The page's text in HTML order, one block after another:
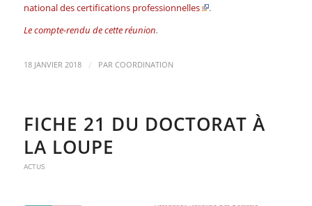
national des certifications professionnelles
.
Le compte-rendu de cette réunion.
18 JANVIER 2018 / PAR COORDINATION
FICHE 21 DU DOCTORAT À
LA LOUPE
ACTUS